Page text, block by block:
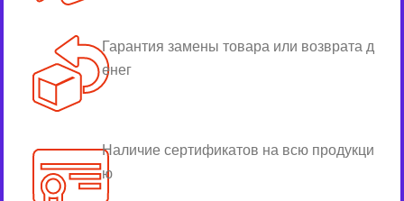
Гарантия замены товара или возврата д
енег
Наличие сертификатов на всю продукци
ю